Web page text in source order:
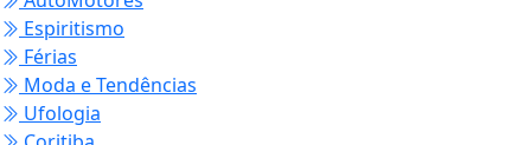
Espiritismo
Férias
Moda e Tendências
Ufologia